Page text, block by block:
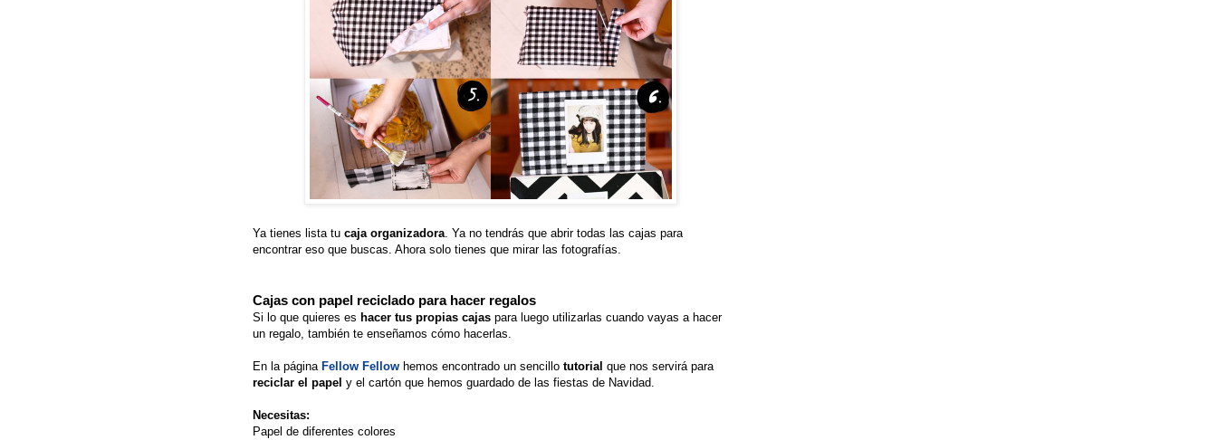
Ya tienes lista tu caja organizadora. Ya no tendrás que abrir todas las cajas para
encontrar eso que buscas. Ahora solo tienes que mirar las fotografías.
Cajas con papel reciclado para hacer regalos
Si lo que quieres es hacer tus propias cajas para luego utilizarlas cuando vayas a hacer
un regalo, también te enseñamos cómo hacerlas.
En la página Fellow Fellow hemos encontrado un sencillo tutorial que nos servirá para
reciclar el papel y el cartón que hemos guardado de las fiestas de Navidad.
Necesitas:
Papel de diferentes colores